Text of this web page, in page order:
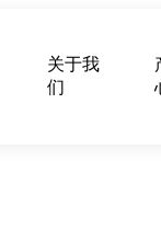
关于我
们